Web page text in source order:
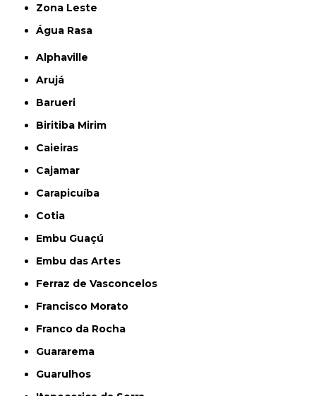
Zona Leste
Água Rasa
Alphaville
Arujá
Barueri
Biritiba Mirim
Caieiras
Cajamar
Carapicuíba
Cotia
Embu Guaçú
Embu das Artes
Ferraz de Vasconcelos
Francisco Morato
Franco da Rocha
Guararema
Guarulhos